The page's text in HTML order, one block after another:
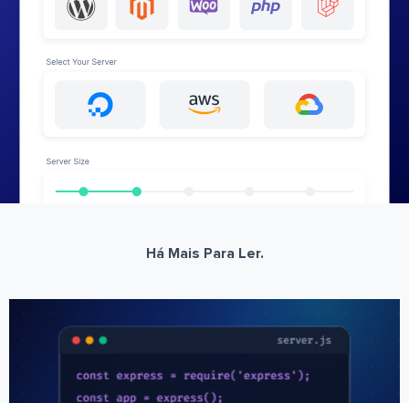
Há Mais Para Ler.